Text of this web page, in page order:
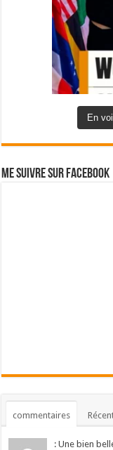
En
Me suivre sur Facebook
commentaires
: Une bien